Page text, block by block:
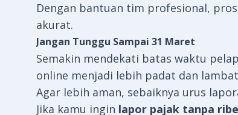
Dengan bantuan tim profesional,
akurat.
Jangan Tunggu Sampai 31 Maret
Semakin mendekati batas waktu
online menjadi lebih padat dan
Agar lebih aman, sebaiknya urus
Jika kamu ingin lapor pajak tanpa